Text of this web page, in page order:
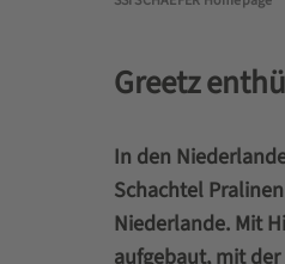
Greetz
In den
Schachtel
Niederlande. Mit
aufgebaut, mit